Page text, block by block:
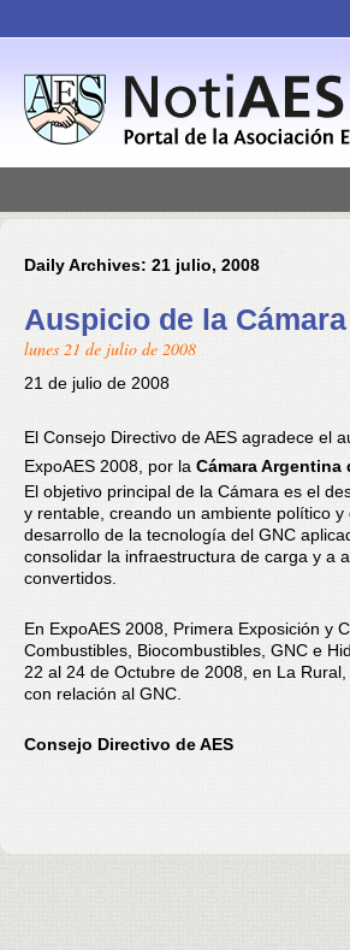
Daily Archives: 21 julio, 2008
Auspicio de la
lunes 21 de julio de 2008
21 de julio de 2008
El Consejo Directivo de AES agradece el
ExpoAES 2008, por la Cámara Argentina
El objetivo principal de la Cámara es el
y rentable, creando un ambiente político
desarrollo de la tecnología del GNC
consolidar la infraestructura de carga y a
convertidos.
En ExpoAES 2008, Primera Exposición y
Combustibles, Biocombustibles, GNC e
22 al 24 de Octubre de 2008, en La
con relación al GNC.
Consejo Directivo de AES